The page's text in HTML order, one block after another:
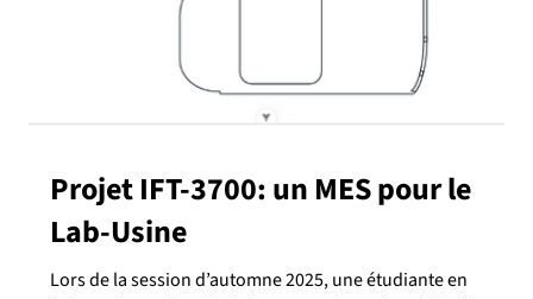
Projet IFT-3700 : reconnaissance
de pièces de bois à partir du
en génie logiciel, Philippe Arvanitis-Vigneault, a travaillé sur
le développement d'un modèle d'apprentissage
automatique pour l'identification de pièces de bois à partir
du veinage. L’objectif du projet est de reconnaître une pièce